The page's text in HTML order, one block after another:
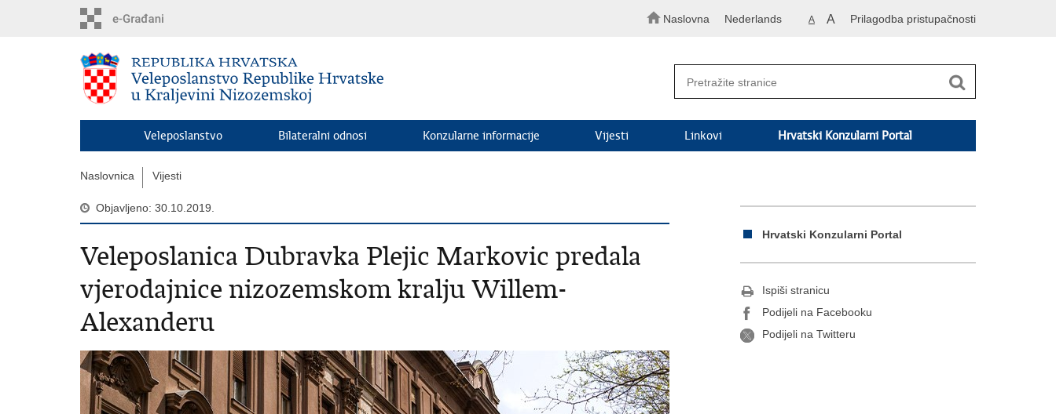
Naslovna Nederlands A A Prilagodba pristupačnosti
Veleposlanstvo Bilateralni odnosi Konzularne informacije Vijesti Linkovi Hrvatski Konzularni Portal
Naslovnica Vijesti
Objavljeno: 30.10.2019.
Veleposlanica Dubravka Plejic Markovic predala
vjerodajnice nizozemskom kralju Willem-
Alexanderu
Hrvatski Konzularni Portal
Ispiši stranicu
Podijeli na Facebooku
Podijeli na Twitteru